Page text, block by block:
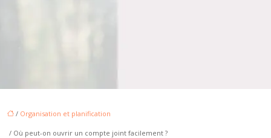
/ Organisation et planification
/ Où peut-on ouvrir un compte joint facilement ?